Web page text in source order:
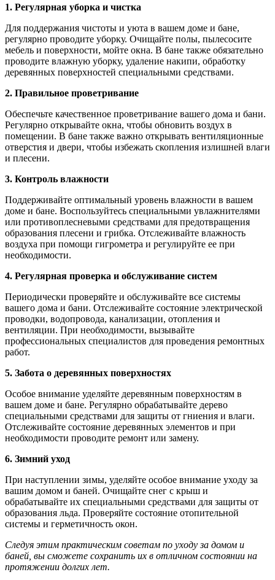
1. Регулярная уборка и чистка
Для поддержания чистоты и уюта в вашем доме и бане,
регулярно проводите уборку. Очищайте полы, пылесосите
мебель и поверхности, мойте окна. В бане также обязательно
проводите влажную уборку, удаление накипи, обработку
деревянных поверхностей специальными средствами.
2. Правильное проветривание
Обеспечьте качественное проветривание вашего дома и бани.
Регулярно открывайте окна, чтобы обновить воздух в
помещении. В бане также важно открывать вентиляционные
отверстия и двери, чтобы избежать скопления излишней влаги
и плесени.
3. Контроль влажности
Поддерживайте оптимальный уровень влажности в вашем
доме и бане. Воспользуйтесь специальными увлажнителями
или противоплесневыми средствами для предотвращения
образования плесени и грибка. Отслеживайте влажность
воздуха при помощи гигрометра и регулируйте ее при
необходимости.
4. Регулярная проверка и обслуживание систем
Периодически проверяйте и обслуживайте все системы
вашего дома и бани. Отслеживайте состояние электрической
проводки, водопровода, канализации, отопления и
вентиляции. При необходимости, вызывайте
профессиональных специалистов для проведения ремонтных
работ.
5. Забота о деревянных поверхностях
Особое внимание уделяйте деревянным поверхностям в
вашем доме и бане. Регулярно обрабатывайте дерево
специальными средствами для защиты от гниения и влаги.
Отслеживайте состояние деревянных элементов и при
необходимости проводите ремонт или замену.
6. Зимний уход
При наступлении зимы, уделяйте особое внимание уходу за
вашим домом и баней. Очищайте снег с крыш и
обрабатывайте их специальными средствами для защиты от
образования льда. Проверяйте состояние отопительной
системы и герметичность окон.
Следуя этим практическим советам по уходу за домом и
баней, вы сможете сохранить их в отличном состоянии на
протяжении долгих лет.